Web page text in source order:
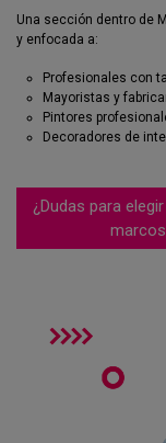
Una sección dentro de
y enfocada a:
Profesionales con
Mayoristas y
Pintores
Decoradores de
¿Dudas para